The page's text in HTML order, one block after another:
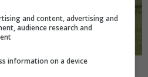
(Ansafoto) – Direttagoal.it
and content, advertising and
audience research and
information on a device